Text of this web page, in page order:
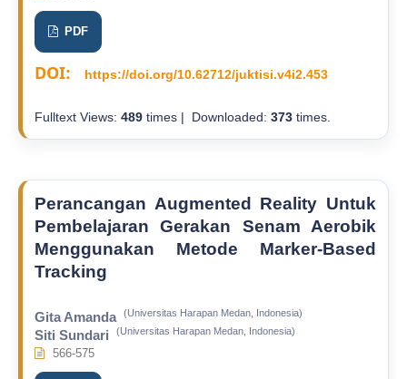
PDF
DOI: https://doi.org/10.62712/juktisi.v4i2.453
Fulltext Views: 489times | Downloaded: 373times.
Perancangan Augmented Reality Untuk
Pembelajaran Gerakan Senam Aerobik
Menggunakan Metode Marker-Based
Tracking
Gita Amanda (Universitas Harapan Medan, Indonesia)
Siti Sundari (Universitas Harapan Medan, Indonesia)
566-575